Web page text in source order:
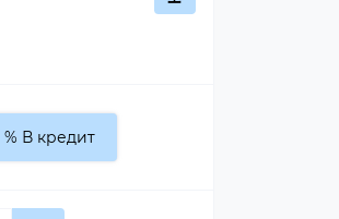
% В кредит